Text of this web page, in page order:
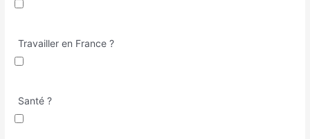
Travailler en France ?
Santé ?